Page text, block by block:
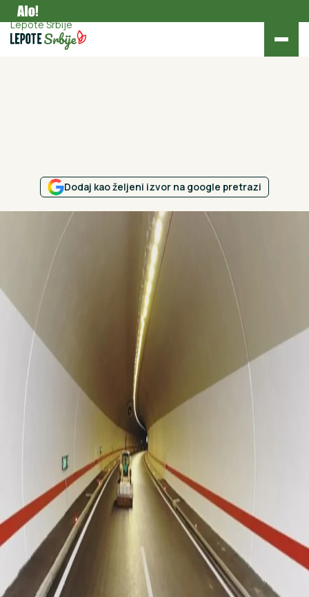
Aktuelno
Lepote Srbije
Dodaj kao željeni izvor na google pretrazi